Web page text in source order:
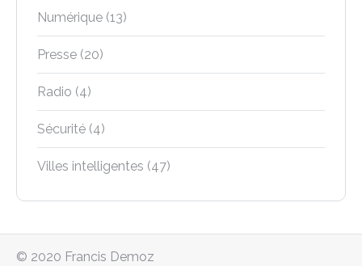
Numérique (13)
Presse (20)
Radio (4)
Sécurité (4)
Villes intelligentes (47)
© 2020 Francis Demoz